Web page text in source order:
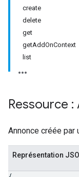
create
delete
get
getAddOnContext
list
Ressource
Annonce créée par
Représentation